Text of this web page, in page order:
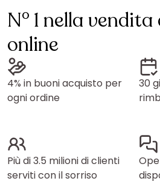
N° 1 nella
online
4% in buoni acquisto per
ogni ordine
30
Più di 3.5 milioni di clienti
serviti con il sorriso